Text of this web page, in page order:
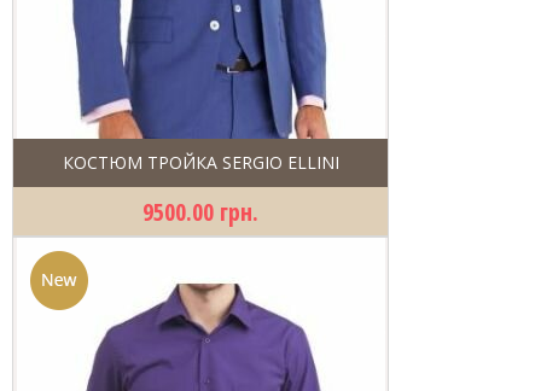
КОСТЮМ ТРОЙКА SERGIO ELLINI
9500.00 грн.